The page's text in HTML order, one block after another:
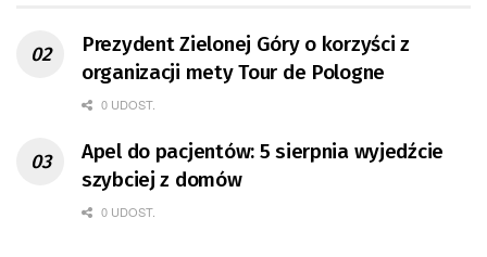
Prezydent Zielonej Góry o korzyści z
organizacji mety Tour de Pologne
0 UDOST.
Apel do pacjentów: 5 sierpnia wyjedźcie
szybciej z domów
0 UDOST.